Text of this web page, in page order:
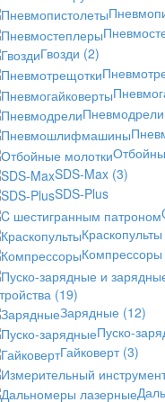
Гвозди (2)
Пневмодрели
SDS-Max (3)
SDS-Plus
Краскопульты
Компрессоры
(19)
Зарядные (12)
Пуско-
Гайковерт (3)